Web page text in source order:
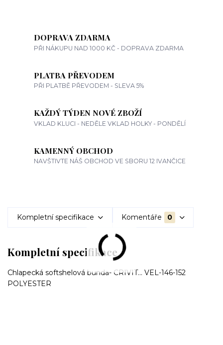
DOPRAVA ZDARMA
PŘI NÁKUPU NAD 1000 KČ - DOPRAVA ZDARMA
PLATBA PŘEVODEM
PŘI PLATBĚ PŘEVODEM - SLEVA 5%
KAŽDÝ TÝDEN NOVÉ ZBOŽÍ
VKLAD KLUCI - NEDĚLE VKLAD HOLKY - PONDĚLÍ
KAMENNÝ OBCHOD
NAVŠTIVTE NÁŠ OBCHOD VE SBORU 12 IVANČICE
Kompletní specifikace Komentáře 0
Kompletní specifikace
Chlapecká softshelová bunda- CRIVIT... VEL-146-152
POLYESTER